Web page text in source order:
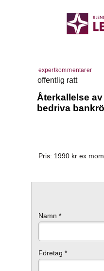
Namn *
Företag *
expertkommentarer
offentlig ratt
Pris: 1990 kr ex
Återkallelse
bedriva